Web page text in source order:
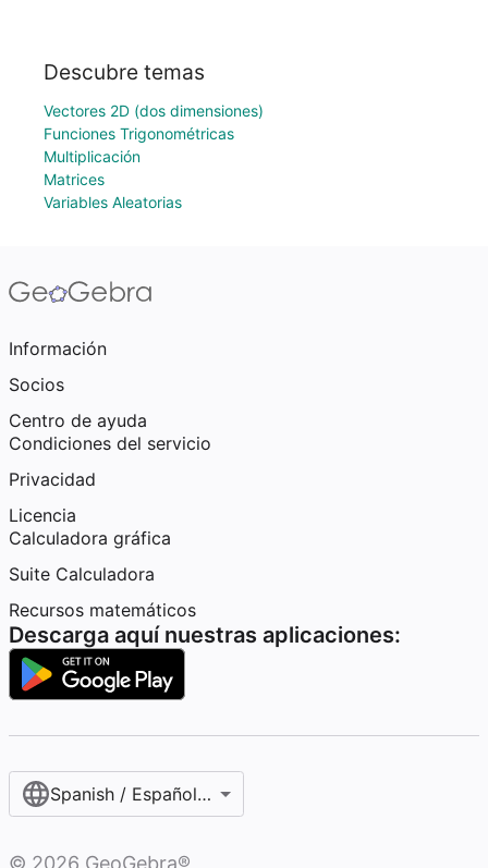
Descubre temas
Vectores 2D (dos dimensiones)
Funciones Trigonométricas
Multiplicación
Matrices
Variables Aleatorias
Información
Socios
Centro de ayuda
Condiciones del servicio
Privacidad
Licencia
Calculadora gráfica
Suite Calculadora
Recursos matemáticos
Descarga aquí nuestras aplicaciones:
Spanish / Español (internacional)
© 2026 GeoGebra®